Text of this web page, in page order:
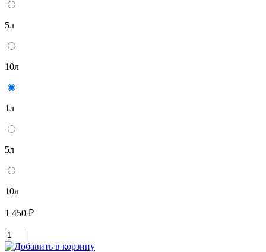
5л
10л
1л
5л
10л
1 450 ₽